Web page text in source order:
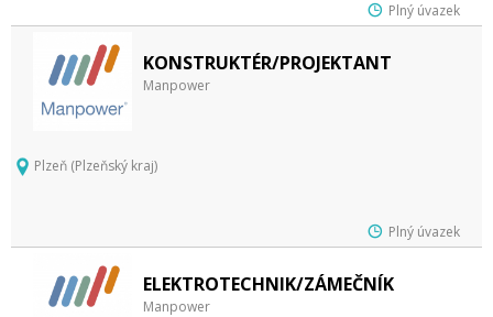
Plný úvazek
KONSTRUKTÉR/PROJEKTANT
Manpower
Plzeň (Plzeňský kraj)
Plný úvazek
ELEKTROTECHNIK/ZÁMEČNÍK
Manpower